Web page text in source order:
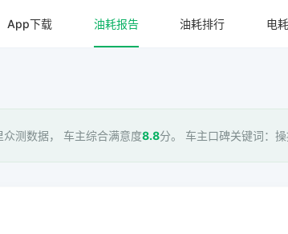
App下载 油耗报告 油耗排行 电
众测数据， 车主综合满意度8.8分。 车主口碑关键词：